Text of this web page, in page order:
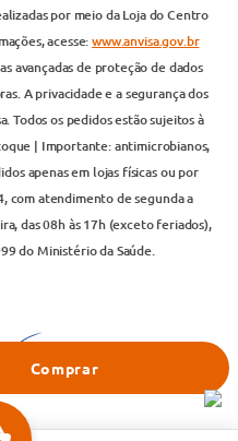
Comprar
por meio da Loja do Centro
acesse:www.anvisa.gov.br
avançadas de proteção de dados
A privacidade e a segurança dos
Todos os pedidos estão sujeitos à
| Importante: antimicrobianos,
apenas em lojas físicas ou por
com atendimento de segunda a
das 08h às 17h (exceto feriados),
do Ministério da Saúde.